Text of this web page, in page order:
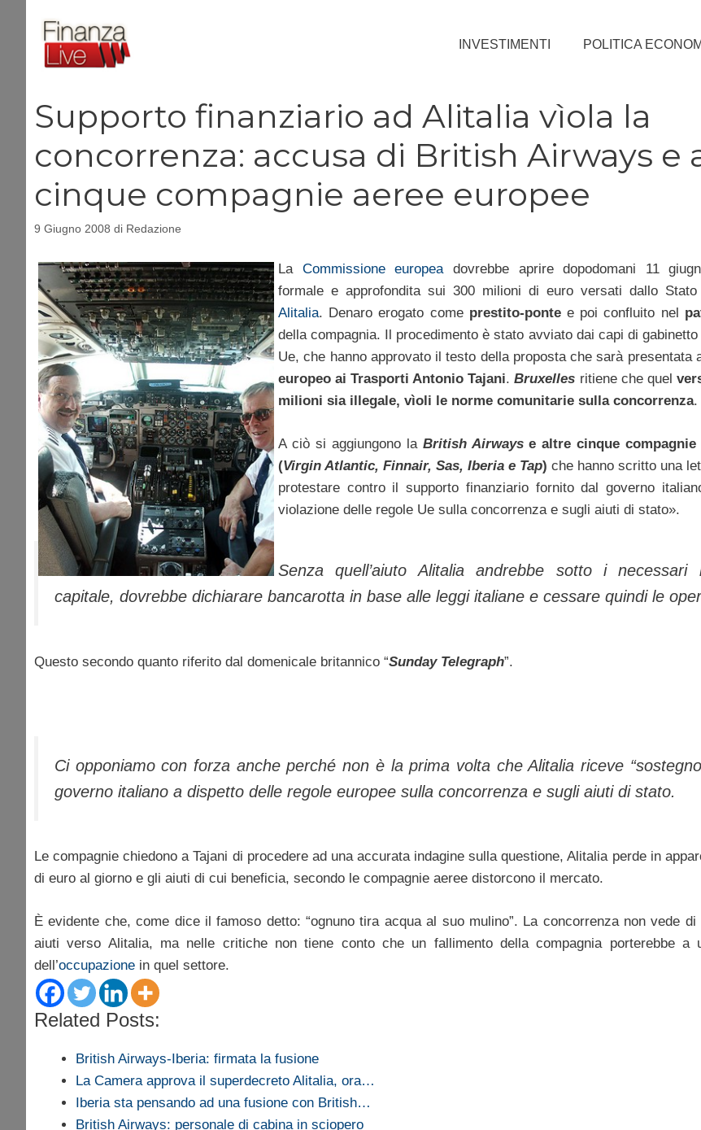
contenuto
INVESTIMENTI POLITICA
Supporto finanziario ad Alitalia vìola la
concorrenza: accusa di British Airways e
cinque compagnie aeree europee
9 Giugno 2008 di Redazione
La Commissione europeadovrebbe aprire dopodomani 11
formale e approfondita sui 300 milioni di euro versati dallo
Alitalia. Denaro erogato come prestito-pontee poi confluito nel
della compagnia. Il procedimento è stato avviato dai capi di
Ue, che hanno approvato il testo della proposta che sarà presentata
europeo ai Trasporti Antonio Tajani.Bruxelles ritiene che quel
milioni sia illegale, vìoli le norme comunitarie sulla concorrenza.
A ciò si aggiungono laBritish Airwayse altre cinque compagnie
(Virgin Atlantic, Finnair, Sas, Iberia e Tap) che hanno scritto una
protestare contro il supporto finanziario fornito dal governo
violazione delle regole Ue sulla concorrenza e sugli aiuti di stato».
Senza quell’aiuto Alitalia andrebbe sotto i necessari
capitale, dovrebbe dichiarare bancarotta in base alle leggi italiane e cessare quindi le
Questo secondo quanto riferito dal domenicale britannico “Sunday Telegraph”.
Ci opponiamo con forza anche perché non è la prima volta che Alitalia riceve
governo italiano a dispetto delle regole europee sulla concorrenza e sugli aiuti di stato.
Le compagnie chiedono a Tajani di procedere ad una accurata indagine sulla questione, Alitalia perde in
di euro al giorno e gli aiuti di cui beneficia, secondo le compagnie aeree distorcono il mercato.
È evidente che, come dice il famoso detto: “ognuno tira acqua al suo mulino”. La concorrenza non vede
aiuti verso Alitalia, ma nelle critiche non tiene conto che un fallimento della compagnia porterebbe a
dell’occupazione in quel settore.
Related Posts:
British Airways-Iberia: firmata la fusione
La Camera approva il superdecreto Alitalia, ora…
Iberia sta pensando ad una fusione con British…
British Airways: personale di cabina in sciopero